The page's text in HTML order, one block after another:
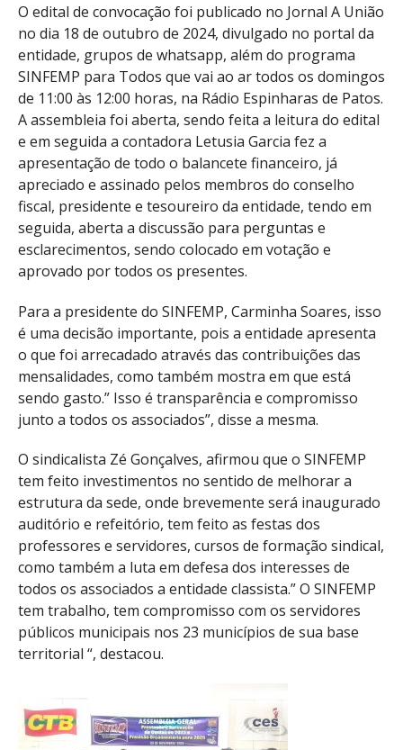
O edital de convocação foi publicado no Jornal A União
no dia 18 de outubro de 2024, divulgado no portal da
entidade, grupos de whatsapp, além do programa
SINFEMP para Todos que vai ao ar todos os domingos
de 11:00 às 12:00 horas, na Rádio Espinharas de Patos.
A assembleia foi aberta, sendo feita a leitura do edital
e em seguida a contadora Letusia Garcia fez a
apresentação de todo o balancete financeiro, já
apreciado e assinado pelos membros do conselho
fiscal, presidente e tesoureiro da entidade, tendo em
seguida, aberta a discussão para perguntas e
esclarecimentos, sendo colocado em votação e
aprovado por todos os presentes.
Para a presidente do SINFEMP, Carminha Soares, isso
é uma decisão importante, pois a entidade apresenta
o que foi arrecadado através das contribuições das
mensalidades, como também mostra em que está
sendo gasto.” Isso é transparência e compromisso
junto a todos os associados”, disse a mesma.
O sindicalista Zé Gonçalves, afirmou que o SINFEMP
tem feito investimentos no sentido de melhorar a
estrutura da sede, onde brevemente será inaugurado
auditório e refeitório, tem feito as festas dos
professores e servidores, cursos de formação sindical,
como também a luta em defesa dos interesses de
todos os associados a entidade classista.” O SINFEMP
tem trabalho, tem compromisso com os servidores
públicos municipais nos 23 municípios de sua base
territorial “, destacou.